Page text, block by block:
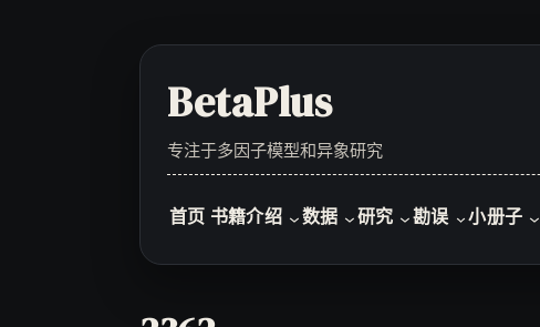
BetaPlus
专注于多因子模型和异象研究
首页 书籍介绍 数据 研究 勘误 小册子